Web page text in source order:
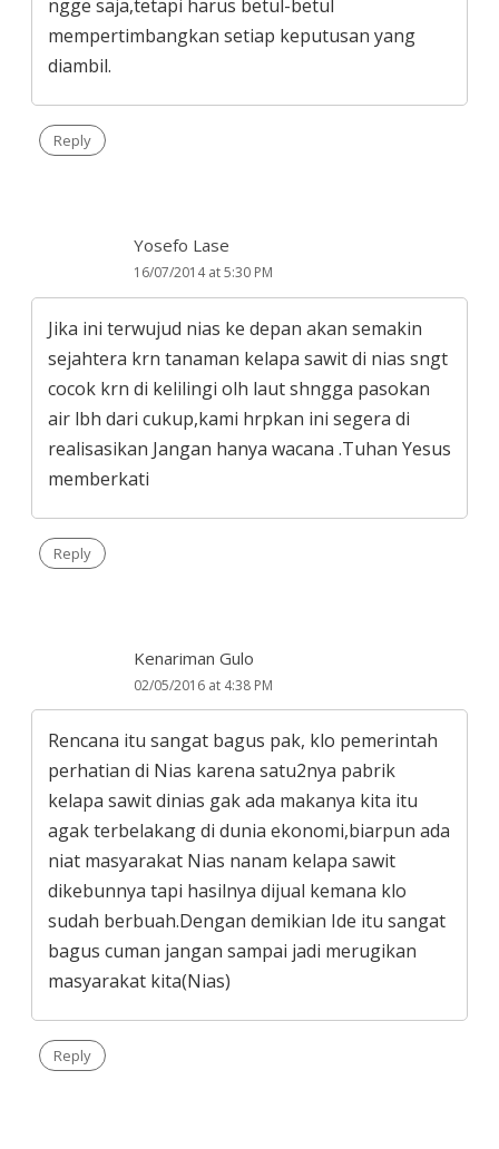
ngge saja,tetapi harus betul-betul
mempertimbangkan setiap keputusan yang
diambil.
Reply
Yosefo Lase
16/07/2014 at 5:30 PM
Jika ini terwujud nias ke depan akan semakin
sejahtera krn tanaman kelapa sawit di nias sngt
cocok krn di kelilingi olh laut shngga pasokan
air lbh dari cukup,kami hrpkan ini segera di
realisasikan Jangan hanya wacana .Tuhan Yesus
memberkati
Reply
Kenariman Gulo
02/05/2016 at 4:38 PM
Rencana itu sangat bagus pak, klo pemerintah
perhatian di Nias karena satu2nya pabrik
kelapa sawit dinias gak ada makanya kita itu
agak terbelakang di dunia ekonomi,biarpun ada
niat masyarakat Nias nanam kelapa sawit
dikebunnya tapi hasilnya dijual kemana klo
sudah berbuah.Dengan demikian Ide itu sangat
bagus cuman jangan sampai jadi merugikan
masyarakat kita(Nias)
Reply